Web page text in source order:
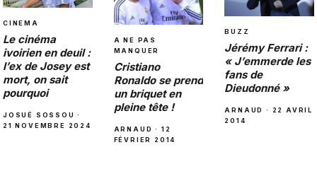
CINEMA
Le cinéma
ivoirien en deuil :
l’ex de Josey est
mort, on sait
pourquoi
JOSUÉ SOSSOU ·
21 NOVEMBRE 2024
A NE PAS
MANQUER
Cristiano
Ronaldo se prend
un briquet en
pleine tête !
ARNAUD · 12
FÉVRIER 2014
BUZZ
Jérémy Ferrari :
« J’emmerde les
fans de
Dieudonné »
ARNAUD · 22 AVRIL
2014